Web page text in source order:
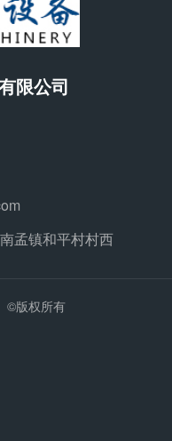
限公司
孟镇和平村村西
©版权所有